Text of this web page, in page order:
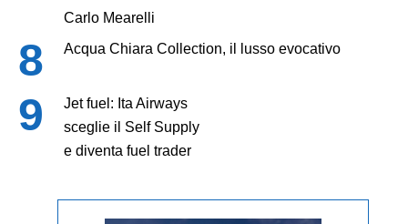
Carlo Mearelli
Acqua Chiara Collection, il lusso evocativo
Jet fuel: Ita Airways
sceglie il Self Supply
e diventa fuel trader